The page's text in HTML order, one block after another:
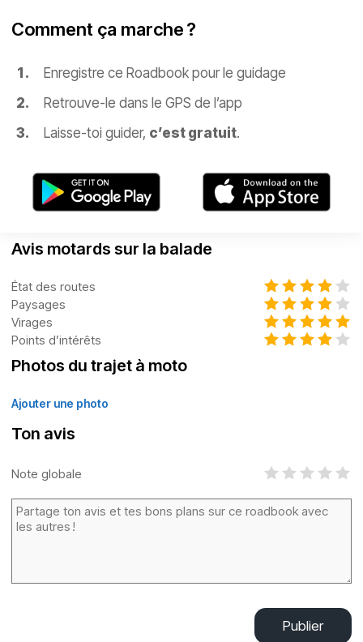
Comment ça marche ?
Enregistre ce Roadbook pour le guidage
Retrouve-le dans le GPS de l’app
Laisse-toi guider, c’est gratuit.
Avis motards sur la balade
État des routes
Paysages
Virages
Points d’intérêts
Photos du trajet à moto
Ajouter une photo
Ton avis
Note globale
Publier